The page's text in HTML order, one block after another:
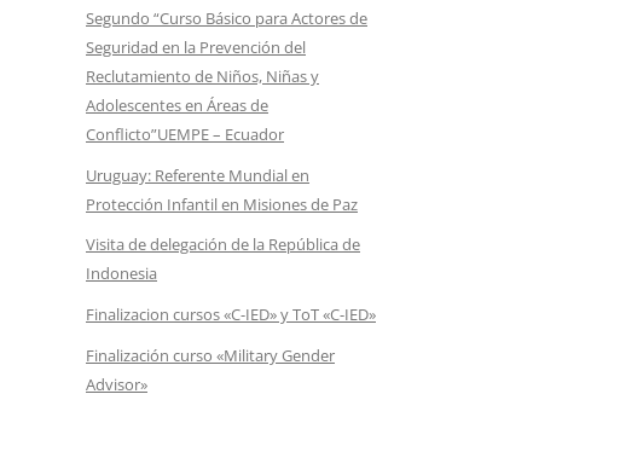
Segundo “Curso Básico para Actores de
Seguridad en la Prevención del
Reclutamiento de Niños, Niñas y
Adolescentes en Áreas de
Conflicto”UEMPE – Ecuador
Uruguay: Referente Mundial en
Protección Infantil en Misiones de Paz
Visita de delegación de la República de
Indonesia
Finalizacion cursos «C-IED» y ToT «C-IED»
Finalización curso «Military Gender
Advisor»